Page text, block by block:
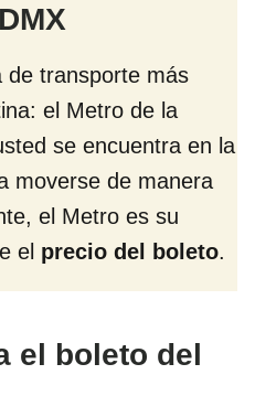
de transporte más
el Metro de la
se encuentra en la
moverse de manera
el Metro es su
el precio del boleto.
el boleto del